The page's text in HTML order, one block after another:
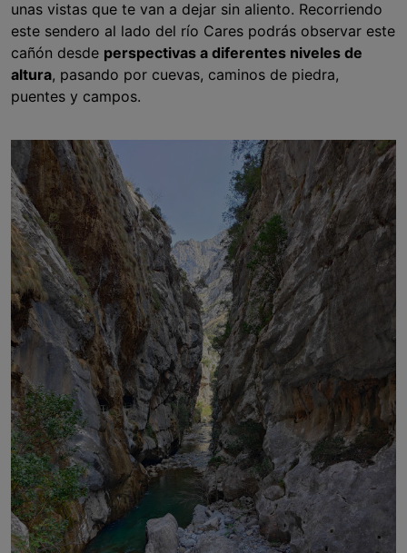
unas vistas que te van a dejar sin aliento. Recorriendo
este sendero al lado del río Cares podrás observar este
cañón desde perspectivas a diferentes niveles de
altura, pasando por cuevas, caminos de piedra,
puentes y campos.